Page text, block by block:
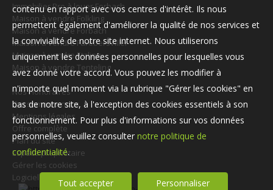
Immobilier Pro à louer Forbach
Maison à vendre Folkling
Maison à vendre Forbach
Maison à vendre Farébersviller
Maison à vendre Etzling
Maison à vendre Tenteling
Nos Honoraires
Qui sommes-nous
Mentions légales
Offre complète
Plan du site
Espace propriétaire
Gérer les cookies
Logiciel de transaction
contenu en rapport avec vos centres d'intérêt. Ils nous
permettent également d'améliorer la qualité de nos services et
la convivialité de notre site internet. Nous utiliserons
uniquement les données personnelles pour lesquelles vous
avez donné votre accord. Vous pouvez les modifier à
n'importe quel moment via la rubrique "Gérer les cookies" en
bas de notre site, à l'exception des cookies essentiels à son
fonctionnement. Pour plus d'informations sur vos données
personnelles, veuillez consulter notre politique de
confidentialité.
Tout accepter Personnaliser